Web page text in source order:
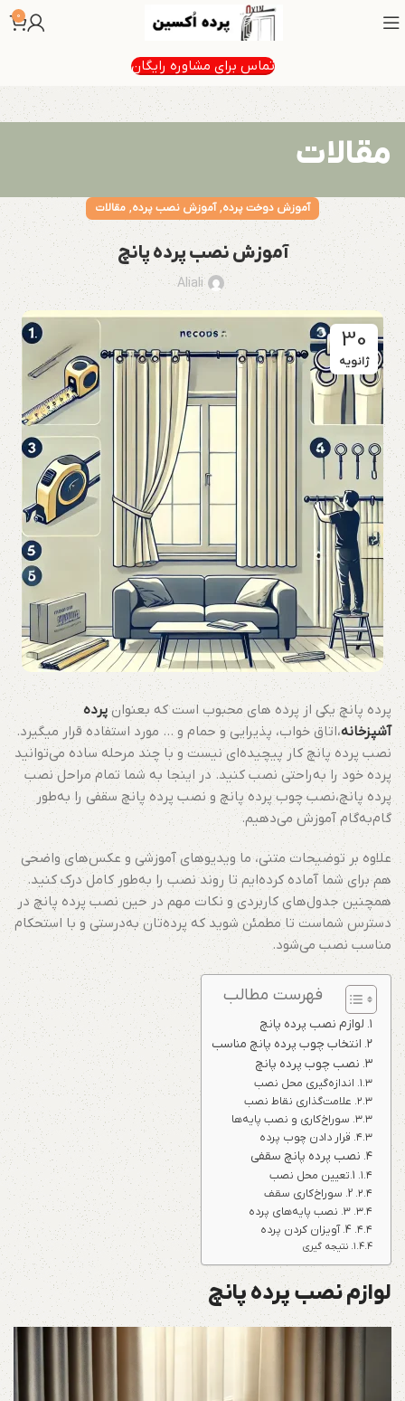
0
تماس برای مشاوره رایگان
مقالات
آموزش دوخت پرده,آموزش نصب پرده, مقالات
آموزش نصب پرده پانچ
Aliali
30
ژانویه
پرده پانچ یکی از پرده های محبوب است که بعنوانپرده
آشپزخانه،اتاق خواب، پذیرایی و حمام و … مورد استفاده قرار میگیرد.
نصب پرده پانچ کار پیچیده‌ای نیست و با چند مرحله ساده می‌توانید
پرده خود را به‌راحتی نصب کنید. در اینجا به شما تمام مراحل نصب
پرده پانچ،نصب چوب پرده پانچ و نصب پرده پانچ سقفی را به‌طور
گام‌به‌گام آموزش می‌دهیم.
علاوه بر توضیحات متنی، ما ویدیوهای آموزشی و عکس‌های واضحی
هم برای شما آماده کرده‌ایم تا روند نصب را به‌طور کامل درک کنید.
همچنین جدول‌های کاربردی و نکات مهم در حین نصب پرده پانچ در
دسترس شماست تا مطمئن شوید که پرده‌تان به‌درستی و با استحکام
مناسب نصب می‌شود.
فهرست مطالب
لوازم نصب پرده پانچ
انتخاب چوب پرده پانچ مناسب
نصب چوب پرده پانچ
اندازه‌گیری محل نصب
علامت‌گذاری نقاط نصب
سوراخ‌کاری و نصب پایه‌ها
قرار دادن چوب پرده
نصب پرده پانچ سقفی
1.تعیین محل نصب
2. سوراخ‌کاری سقف
3. نصب پایه‌های پرده
4. آویزان کردن پرده
نتیجه گیری
لوازم نصب پرده پانچ